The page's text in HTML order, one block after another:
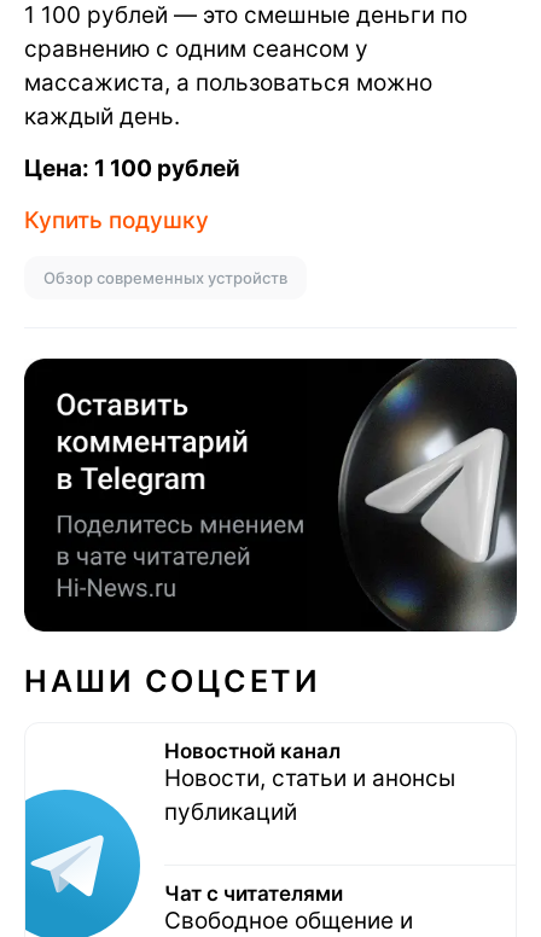
1 100 рублей — это смешные деньги по
сравнению с одним сеансом у
массажиста, а пользоваться можно
каждый день.
Цена: 1 100 рублей
Купить подушку
Обзор современных устройств
НАШИ СОЦСЕТИ
Новостной канал
Новости, статьи и анонсы
публикаций
Чат с читателями
Свободное общение и